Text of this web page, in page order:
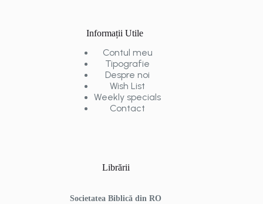
Informații Utile
Contul meu
Tipografie
Despre noi
Wish List
Weekly specials
Contact
Librării
Societatea Biblică din RO